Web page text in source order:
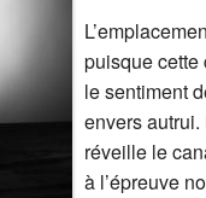
puisque cette
le sentiment
envers
réveille le
à l’épreuve